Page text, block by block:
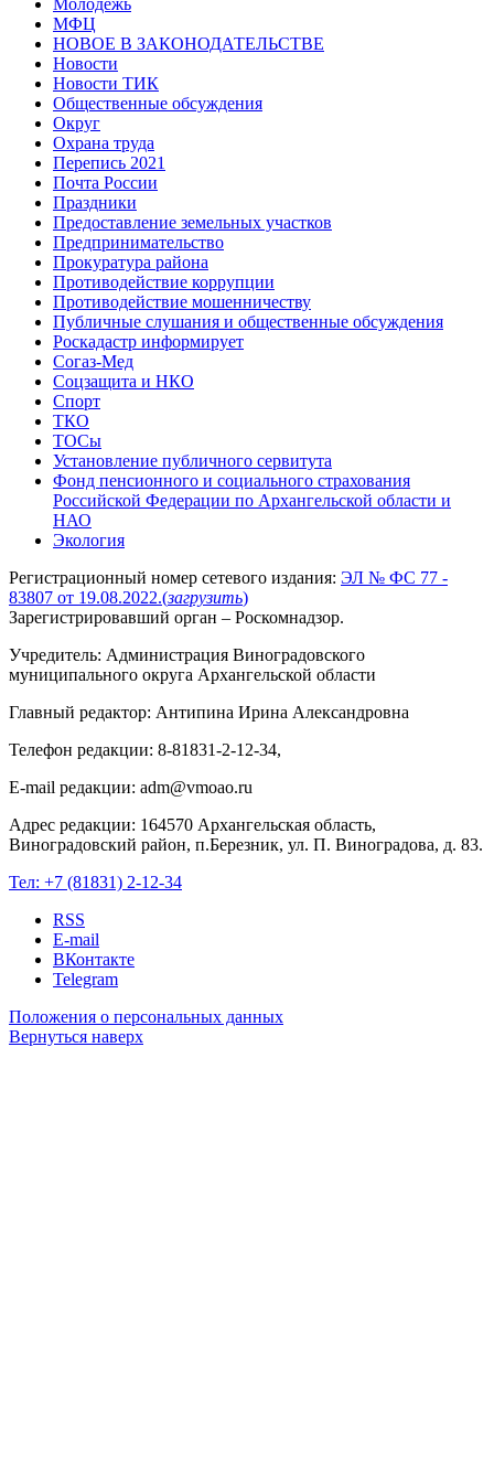
Молодежь
МФЦ
НОВОЕ В ЗАКОНОДАТЕЛЬСТВЕ
Новости
Новости ТИК
Общественные обсуждения
Округ
Охрана труда
Перепись 2021
Почта России
Праздники
Предоставление земельных участков
Предпринимательство
Прокуратура района
Противодействие коррупции
Противодействие мошенничеству
Публичные слушания и общественные обсуждения
Роскадастр информирует
Согаз-Мед
Соцзащита и НКО
Спорт
ТКО
ТОСы
Установление публичного сервитута
Фонд пенсионного и социального страхования
Российской Федерации по Архангельской области и
НАО
Экология
Регистрационный номер сетевого издания: ЭЛ № ФС 77 -
83807 от 19.08.2022.(загрузить)
Зарегистрировавший орган – Роскомнадзор.
Учредитель: Администрация Виноградовского
муниципального округа Архангельской области
Главный редактор: Антипина Ирина Александровна
Телефон редакции: 8-81831-2-12-34,
E-mail редакции: adm@vmoao.ru
Адрес редакции: 164570 Архангельская область,
Виноградовский район, п.Березник, ул. П. Виноградова, д. 83.
Тел: +7 (81831) 2-12-34
RSS
E-mail
ВКонтакте
Telegram
Положения о персональных данных
Вернуться наверх